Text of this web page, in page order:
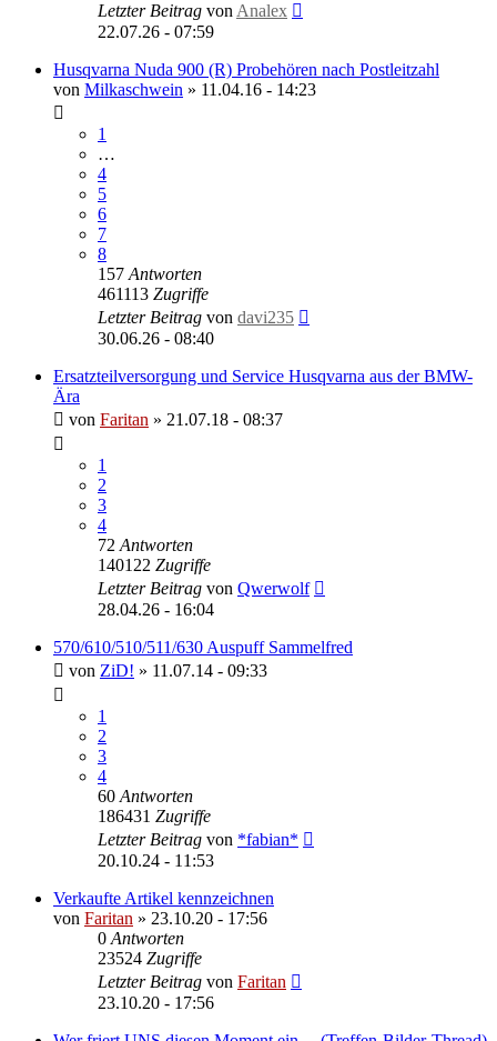
Letzter Beitrag von Analex
22.07.26 - 07:59
Husqvarna Nuda 900 (R) Probehören nach Postleitzahl
von Milkaschwein » 11.04.16 - 14:23
1
…
4
5
6
7
8
157 Antworten
461113 Zugriffe
Letzter Beitrag von davi235
30.06.26 - 08:40
Ersatzteilversorgung und Service Husqvarna aus der BMW-
Ära
von Faritan » 21.07.18 - 08:37
1
2
3
4
72 Antworten
140122 Zugriffe
Letzter Beitrag von Qwerwolf
28.04.26 - 16:04
570/610/510/511/630 Auspuff Sammelfred
von ZiD! » 11.07.14 - 09:33
1
2
3
4
60 Antworten
186431 Zugriffe
Letzter Beitrag von *fabian*
20.10.24 - 11:53
Verkaufte Artikel kennzeichnen
von Faritan » 23.10.20 - 17:56
0 Antworten
23524 Zugriffe
Letzter Beitrag von Faritan
23.10.20 - 17:56